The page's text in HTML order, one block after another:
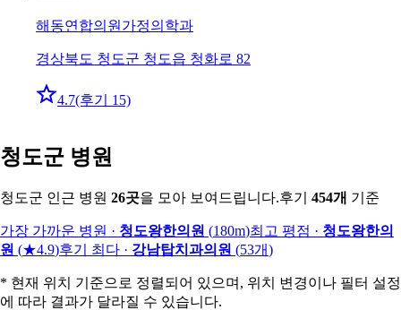
해동연합의원 가정의학과
경상북도 청도군 청도읍 청화로 82
4.7(후기 15)
청도군 병원
청도군 인근 병원 26곳을 모아 보여드립니다.후기 454개 기준
가장 가까운 병원 · 청도왕한의원 (180m)최고 평점 · 청도왕한의
원 (★4.9)후기 최다 · 강남탑치과의원 (53개)
* 현재 위치 기준으로 정렬되어 있으며, 위치 변경이나 필터 설정
에 따라 결과가 달라질 수 있습니다.